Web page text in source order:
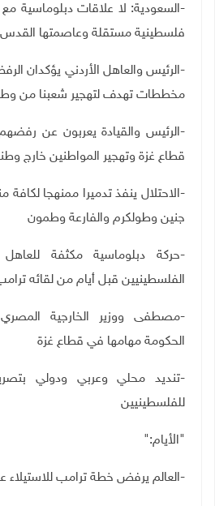
-السعودية: لا علاقات دبلوماسية
فلسطينية مستقلة وعاصمتها القدس
-الرئيس والعاهل الأردني يؤكدان
مخططات تهدف لتهجير شعبنا من
-الرئيس والقيادة يعربون عن
قطاع غزة وتهجير المواطنين خارج
-الاحتلال ينفذ تدميرا ممنهجا
جنين وطولكرم والفارعة وطمون
-حركة دبلوماسية مكثفة للعاهل
الفلسطينيين قبل أيام من لقائه
-مصطفى ووزير الخارجية
الحكومة مهامها في قطاع غزة
-تنديد محلي وعربي ودولي
للفلسطينيين
"الأيام":
-العالم يرفض خطة ترامب للاستيلاء